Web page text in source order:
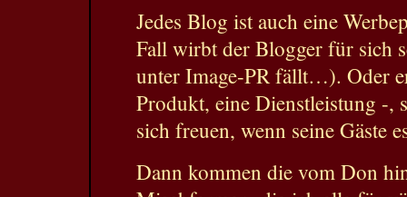
Jedes Blog ist auch eine
Fall wirbt der Blogger für sich
unter Image-PR fällt…). Oder
Produkt, eine Dienstleistung -,
sich freuen, wenn seine Gäste
Dann kommen die vom Don